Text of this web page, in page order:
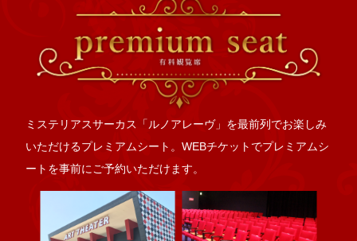
ミステリアスサーカス「ルノアレーヴ」を最前列でお楽しみ
いただけるプレミアムシート。WEBチケットでプレミアムシ
ートを事前にご予約いただけます。